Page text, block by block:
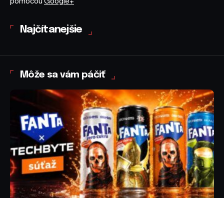
Najčítanejšie
Môže sa vám páčiť